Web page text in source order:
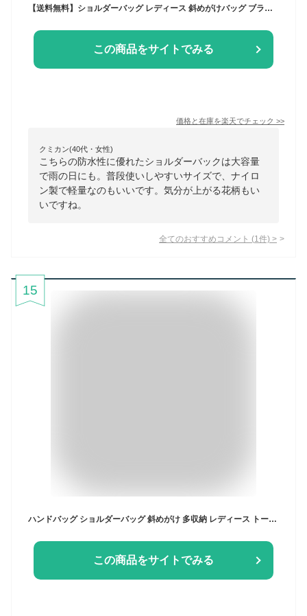
【送料無料】ショルダーバッグ レディース 斜めがけバッグ ブランド 花柄 防水 大きめ 小さめ 収納 大人 人気 おしゃれ 軽い ナイロン ミニバッグ ミニショルダー 鞄 かばん カバン 大容量 通勤 かわいい 母の日 プレゼント 花柄デイリー
この商品をサイトでみる
価格と在庫を楽天でチェック >>
クミカン(40代・女性)
こちらの防水性に優れたショルダーバックは大容量
で雨の日にも。普段使いしやすいサイズで、ナイロ
ン製で軽量なのもいいです。気分が上がる花柄もい
いですね。
全てのおすすめコメント (1 件) >
15
ハンドバッグ ショルダーバッグ 斜めがけ 多収納 レディース トートバッグ 旅行バッグ 手提げ 肩掛け バックパック リュック 大きめ 丈夫 軽い ママバッグ トート バッグ おしゃれ 3way 鞄 防水 マザーズバッグ かばん ボストンバッグ 仕切り かわいい 大容量 撥水 a4サイズ
この商品をサイトでみる